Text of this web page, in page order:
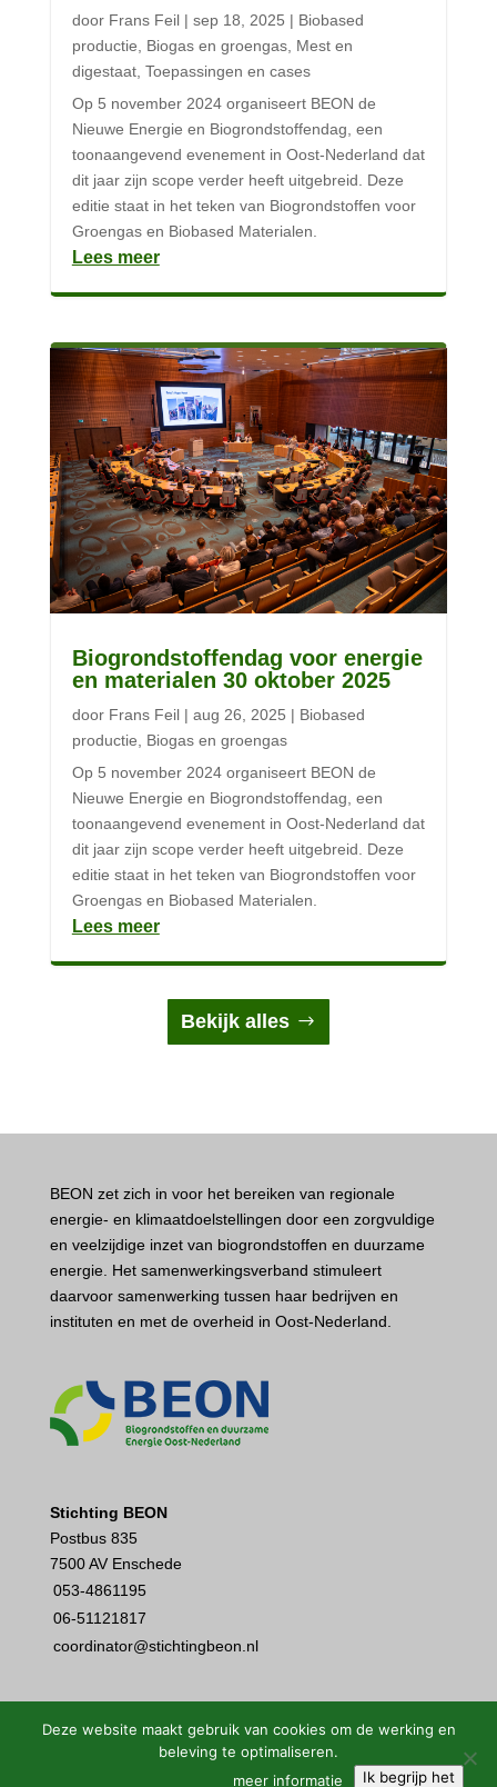
door Frans Feil| sep 18, 2025 | Biobased
productie, Biogas en groengas, Mest en
digestaat, Toepassingen en cases
Op 5 november 2024 organiseert BEON de
Nieuwe Energie en Biogrondstoffendag, een
toonaangevend evenement in Oost-Nederland dat
dit jaar zijn scope verder heeft uitgebreid. Deze
editie staat in het teken van Biogrondstoffen voor
Groengas en Biobased Materialen.
Lees meer
Biogrondstoffendag voor energie
en materialen 30 oktober 2025
door Frans Feil| aug 26, 2025 | Biobased
productie
Biogas en groengas
Op 5 november 2024 organiseert BEON de
Nieuwe Energie en Biogrondstoffendag, een
toonaangevend evenement in Oost-Nederland dat
dit jaar zijn scope verder heeft uitgebreid. Deze
editie staat in het teken van Biogrondstoffen voor
Groengas en Biobased Materialen.
Lees meer
Bekijk alles
BEON zet zich in voor het bereiken van regionale
energie- en klimaatdoelstellingen door een zorgvuldige
en veelzijdige inzet van biogrondstoffen en duurzame
energie. Het samenwerkingsverband stimuleert
daarvoor samenwerking tussen haar bedrijven en
instituten en met de overheid in Oost-Nederland.
Stichting BEON
Postbus 835
7500 AV Enschede
053-4861195
06-51121817
coordinator@stichtingbeon.nl
Sitemap•Privacystatement
Deze website maakt gebruik van cookies om de werking en
beleving te optimaliseren.
Ik begrijp het
meer informatie